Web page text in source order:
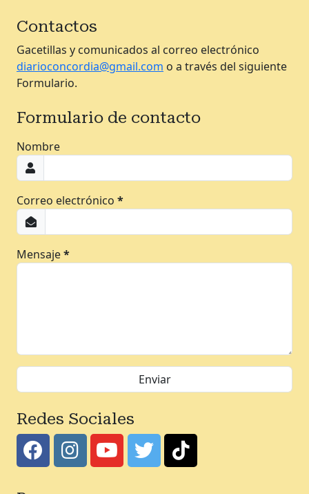
Contactos
Gacetillas y comunicados al correo electrónico
diarioconcordia@gmail.com o a través del siguiente
Formulario.
Formulario de contacto
Nombre
Correo electrónico *
Mensaje*
Redes Sociales